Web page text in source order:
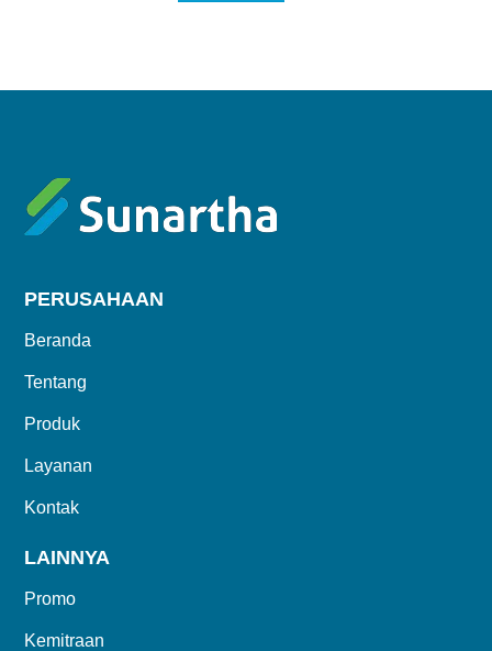
PERUSAHAAN
Beranda
Tentang
Produk
Layanan
Kontak
LAINNYA
Promo
Kemitraan